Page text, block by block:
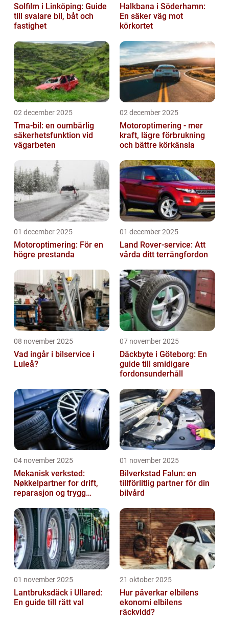
Solfilm i Linköping: Guide
till svalare bil, båt och
fastighet
Halkbana i Söderhamn:
En säker väg mot
körkortet
02 december 2025
Tma-bil: en oumbärlig
säkerhetsfunktion vid
vägarbeten
02 december 2025
Motoroptimering - mer
kraft, lägre förbrukning
och bättre körkänsla
01 december 2025
Motoroptimering: För en
högre prestanda
01 december 2025
Land Rover-service: Att
vårda ditt terrängfordon
08 november 2025
Vad ingår i bilservice i
Luleå?
07 november 2025
Däckbyte i Göteborg: En
guide till smidigare
fordonsunderhåll
04 november 2025
Mekanisk verksted:
Nøkkelpartner for drift,
reparasjon og trygg
01 november 2025
Bilverkstad Falun: en
tillförlitlig partner för din
bilvård
01 november 2025
Lantbruksdäck i Ullared:
En guide till rätt val
21 oktober 2025
Hur påverkar elbilens
ekonomi elbilens
räckvidd?